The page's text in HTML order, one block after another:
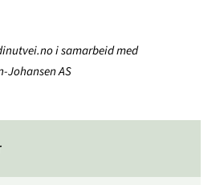
i samarbeid med
Johansen AS